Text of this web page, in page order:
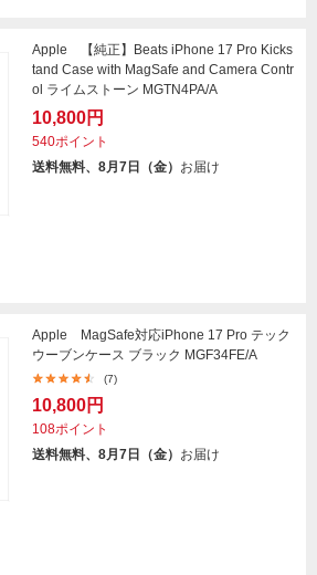
Apple 【純正】Beats iPhone 17 Pro Kicks
tand Case with MagSafe and Camera Contr
ol ライムストーン MGTN4PA/A
10,800円
540ポイント
送料無料、8月7日（金） お届け
Apple MagSafe対応iPhone 17 Pro テック
ウーブンケース ブラック MGF34FE/A
(7)
10,800円
108ポイント
送料無料、8月7日（金） お届け